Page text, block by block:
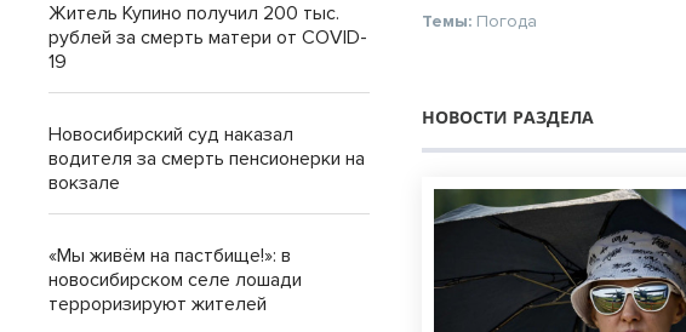
Темы: Погода
НОВОСТИ РАЗДЕЛА
Житель Купино получил 200 тыс.
рублей за смерть матери от COVID-
19
Новосибирский суд наказал
водителя за смерть пенсионерки на
вокзале
«Мы живём на пастбище!»: в
новосибирском селе лошади
терроризируют жителей